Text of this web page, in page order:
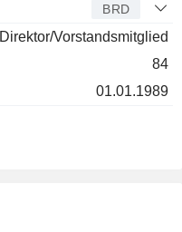
BRD
Direktor/Vorstandsmitglied
84
01.01.1989